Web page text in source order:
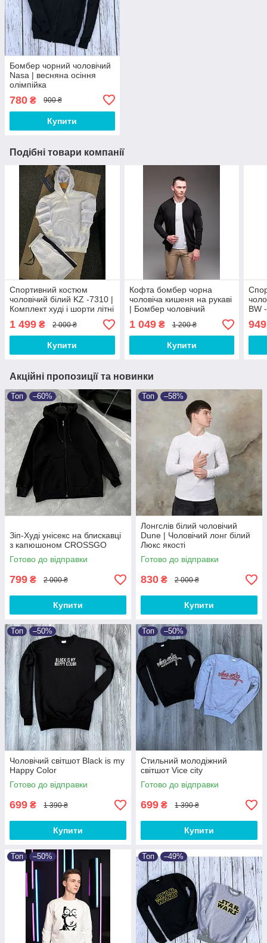
Бомбер чорний чоловічий
Nasa | весняна осіння
олімпійка
780 ₴ 900 ₴
Купити
Подібні товари компанії
Спортивний костюм
чоловічий білий KZ -7310 |
Комплект худі і шорти літні
ЛЮКС якості
1 499 ₴ 2 000 ₴
Купити
Кофта бомбер чорна
чоловіча кишеня на рукаві
| Бомбер чоловічий
весняний осінній люкс
якості
1 049₴ 1 200 ₴
Купити
BW
949
Акційні пропозиції та новинки
Топ –60%
Зіп-Худі унісекс на блискавці
з капюшоном CROSSGO
Готово до відправки
799 ₴ 2 000 ₴
Купити
Топ –58%
Лонгслів білий чоловічий
Dune | Чоловічий лонг білий
Люкс якості
Готово до відправки
830 ₴ 2 000 ₴
Купити
Топ –50%
Чоловічий світшот Black is my
Happy Color
Готово до відправки
699 ₴ 1 390 ₴
Купити
Топ –50%
Стильний молодіжний
світшот Vice city
Готово до відправки
699 ₴ 1 390 ₴
Купити
Топ –50% Топ –49%